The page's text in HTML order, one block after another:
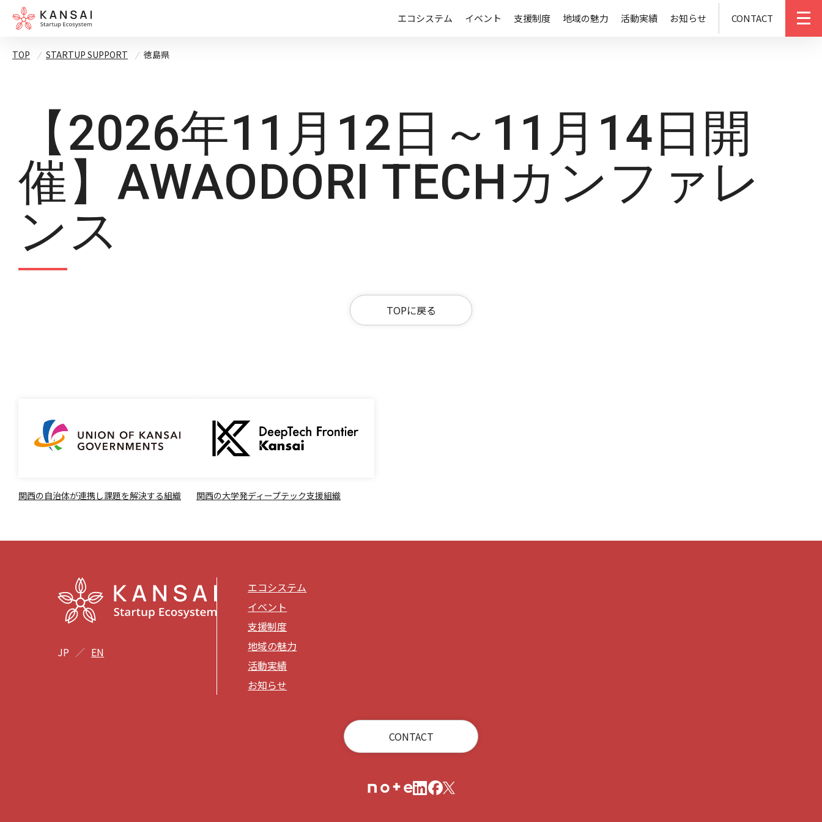
エコシステム イベント 支援制度 地域の魅力 活動実績 お知らせ CONTACT
TOP STARTUP SUPPORT 徳島県
【2026年11月12日～11月14日開
催】AWAODORI TECHカンファレ
ンス
TOPに戻る
関西の自治体が連携し課題を解決する組織 関西の大学発ディープテック支援組織
JP EN
エコシステム
イベント
支援制度
地域の魅力
活動実績
お知らせ
CONTACT